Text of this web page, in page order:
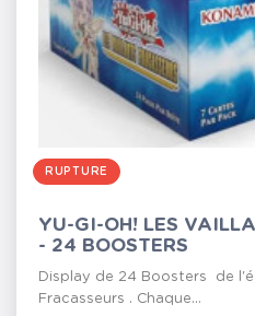
RUPTURE
YU-GI-OH! LES
- 24 BOOSTERS
Display de 24 Boosters de
Fracasseurs . Chaque...